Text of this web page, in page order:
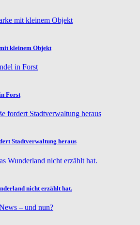
kleinem Objekt
Forst
Stadtverwaltung heraus
nicht erzählt hat.